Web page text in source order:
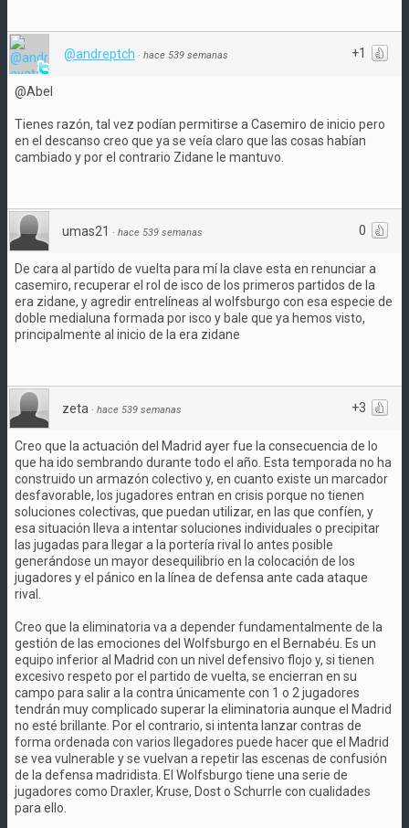
+1
@andreptch · hace 539 semanas
@Abel
Tienes razón, tal vez podían permitirse a Casemiro de inicio pero
en el descanso creo que ya se veía claro que las cosas habían
cambiado y por el contrario Zidane le mantuvo.
0
umas21 · hace 539 semanas
De cara al partido de vuelta para mí la clave esta en renunciar a
casemiro, recuperar el rol de isco de los primeros partidos de la
era zidane, y agredir entrelíneas al wolfsburgo con esa especie de
doble medialuna formada por isco y bale que ya hemos visto,
principalmente al inicio de la era zidane
+3
zeta · hace 539 semanas
Creo que la actuación del Madrid ayer fue la consecuencia de lo
que ha ido sembrando durante todo el año. Esta temporada no ha
construido un armazón colectivo y, en cuanto existe un marcador
desfavorable, los jugadores entran en crisis porque no tienen
soluciones colectivas, que puedan utilizar, en las que confíen, y
esa situación lleva a intentar soluciones individuales o precipitar
las jugadas para llegar a la portería rival lo antes posible
generándose un mayor desequilibrio en la colocación de los
jugadores y el pánico en la línea de defensa ante cada ataque
rival.
Creo que la eliminatoria va a depender fundamentalmente de la
gestión de las emociones del Wolfsburgo en el Bernabéu. Es un
equipo inferior al Madrid con un nivel defensivo flojo y, si tienen
excesivo respeto por el partido de vuelta, se encierran en su
campo para salir a la contra únicamente con 1 o 2 jugadores
tendrán muy complicado superar la eliminatoria aunque el Madrid
no esté brillante. Por el contrario, si intenta lanzar contras de
forma ordenada con varios llegadores puede hacer que el Madrid
se vea vulnerable y se vuelvan a repetir las escenas de confusión
de la defensa madridista. El Wolfsburgo tiene una serie de
jugadores como Draxler, Kruse, Dost o Schurrle con cualidades
para ello.